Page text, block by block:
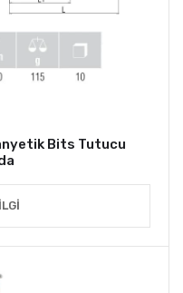
Bits Tutucu